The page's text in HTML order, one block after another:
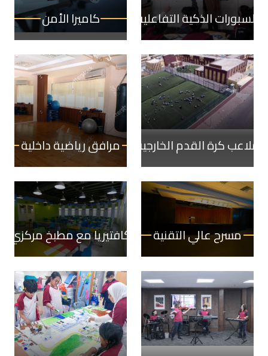
السبورات الذكية التفاعلية كاميرا الأمن
ملاعب كرة القدم الخارجية مرافق رياضية داخلية
مسرح عالي التقنية كافتيريا مع مطبخ مركزي